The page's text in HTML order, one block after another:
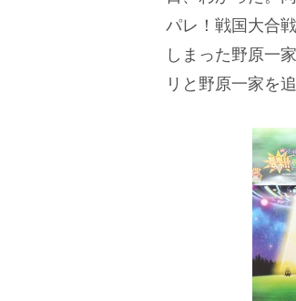
パレ！戦国大合
しまった野原一
リと野原一家を